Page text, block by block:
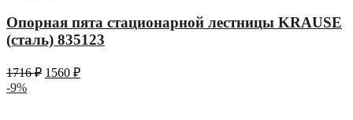
Опорная пята стационарной лестницы KRAUSE
(сталь) 835123
1716₽ 1560 ₽
-9%